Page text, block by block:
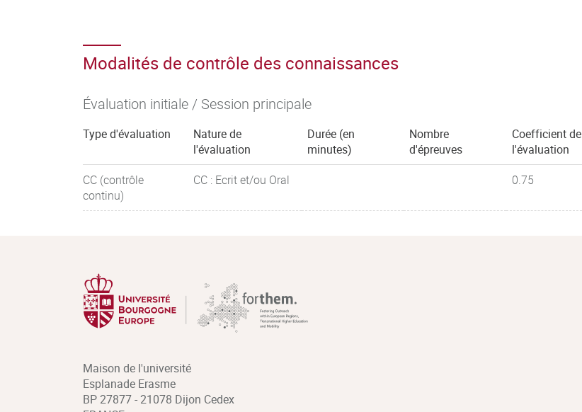
Modalités de contrôle des connaissances
Évaluation initiale / Session principale
Type d'évaluation
Nature de
l'évaluation
Durée (en
minutes)
Nombre
d'épreuves
Coefficient de
l'évaluation
CC (contrôle
continu)
CC : Ecrit et/ou Oral 0.75
Maison de l'université
Esplanade Erasme
BP 27877 - 21078 Dijon Cedex